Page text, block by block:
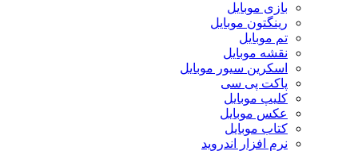
بازی موبایل
رینگتون موبایل
تم موبایل
نقشه موبایل
اسکرین سیور موبایل
پاکت پی سی
کلیپ موبایل
عکس موبایل
کتاب موبایل
نرم افزار اندروید